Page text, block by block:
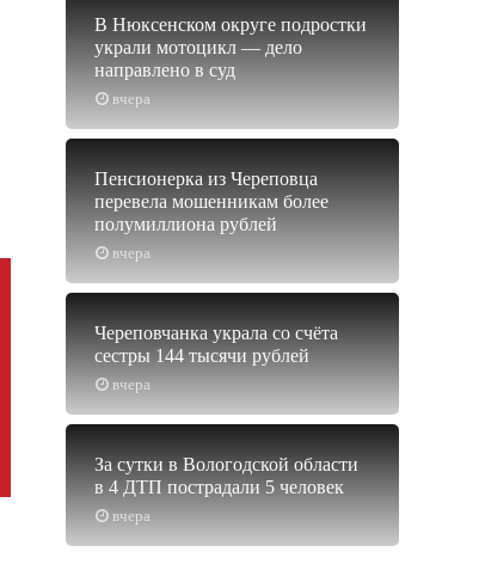
вчера
В Нюксенском округе подростки
украли мотоцикл — дело
направлено в суд
вчера
Пенсионерка из Череповца
перевела мошенникам более
полумиллиона рублей
вчера
Череповчанка украла со счёта
сестры 144 тысячи рублей
вчера
За сутки в Вологодской области
в 4 ДТП пострадали 5 человек